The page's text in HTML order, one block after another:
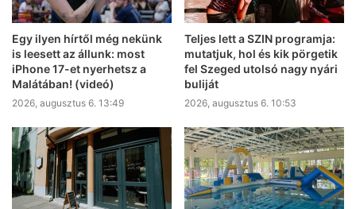
Egy ilyen hírtől még nekünk
is leesett az állunk: most
iPhone 17-et nyerhetsz a
Malátában! (videó)
2026, augusztus 6. 13:49
Teljes lett a SZIN programja:
mutatjuk, hol és kik pörgetik
fel Szeged utolsó nagy nyári
buliját
2026, augusztus 6. 10:53